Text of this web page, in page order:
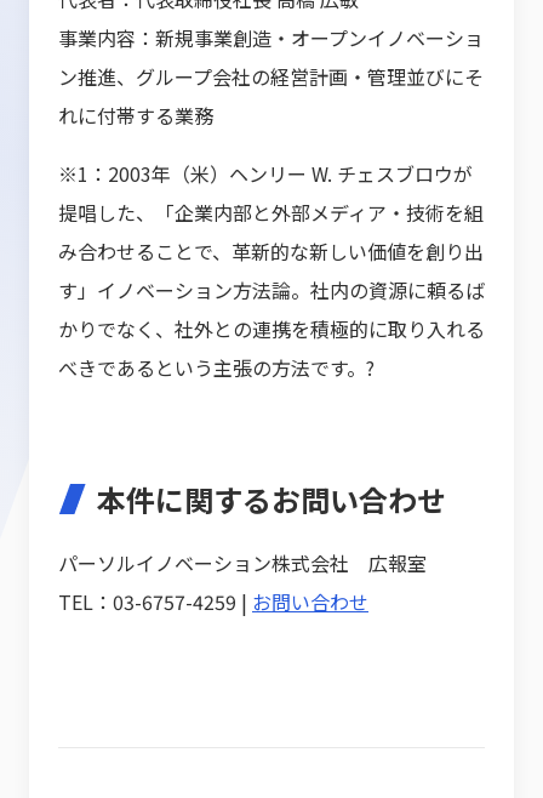
事業内容：新規事業創造・オープンイノベーショ
ン推進、グループ会社の経営計画・管理並びにそ
れに付帯する業務
※1：2003年（米）ヘンリー W. チェスブロウが
提唱した、「企業内部と外部メディア・技術を組
み合わせることで、革新的な新しい価値を創り出
す」イノベーション方法論。社内の資源に頼るば
かりでなく、社外との連携を積極的に取り入れる
べきであるという主張の方法です。?
本件に関するお問い合わせ
パーソルイノベーション株式会社 広報室
TEL：03-6757-4259 | お問い合わせ